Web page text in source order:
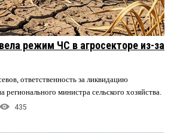
режим ЧС в агросекторе из-за
ответственность за ликвидацию
регионального министра сельского хозяйства.
435